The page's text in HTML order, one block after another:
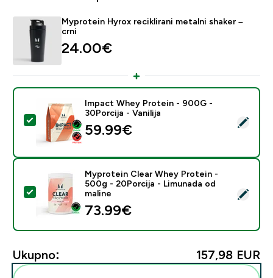
Myprotein Hyrox reciklirani metalni shaker –
crni
24.00€‎
Odaberi ovaj proizvod - Impact Whey Protein - 900G
Impact Whey Protein - 900G -
30Porcija - Vanilija
59.99€‎
Odaberi ovaj proizvod - Myprotein Clear Whey
Myprotein Clear Whey Protein -
500g - 20Porcija - Limunada od
maline
73.99€‎
Ukupno: 157,98 EUR‎